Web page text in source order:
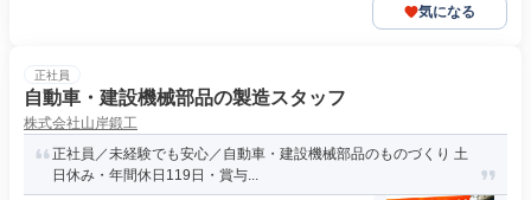
気になる
正社員
自動車・建設機械部品の製造スタッフ
株式会社山岸鍛工
正社員／未経験でも安心／自動車・建設機械部品のものづくり 土
日休み・年間休日119日・賞与...